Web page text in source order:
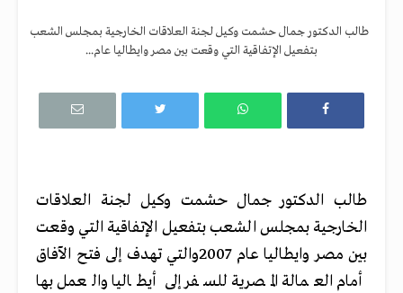
طالب الدكتور جمال حشمت وكيل لجنة العلاقات الخارجية بمجلس الشعب
بتفعيل الإتفاقية التي وقعت بين مصر وايطاليا عام...
طالب الدكتور جمال حشمت وكيل لجنة العلاقات
الخارجية بمجلس الشعب بتفعيل الإتفاقية التي وقعت
بين مصر وايطاليا عام 2007والتي تهدف إلى فتح الآفاق
أمام العمالة المصرية للسفر إلى أيطاليا والعمل بها